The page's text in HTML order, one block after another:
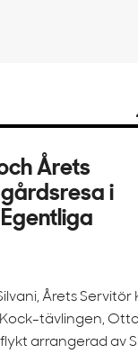
Årets
i
Årets
tävlingen,
arrangerad av